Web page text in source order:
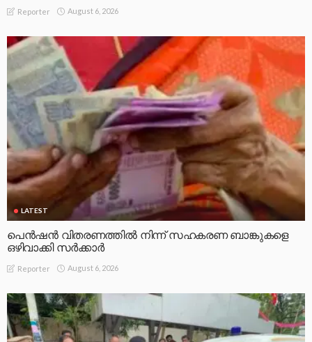
Reporter August 6, 2026
LATEST
പെൻഷൻ വിതരണത്തിൽ നിന്ന് സഹകരണ ബാങ്കുകളെ
ഒഴിവാക്കി സർക്കാർ
Reporter August 6, 2026